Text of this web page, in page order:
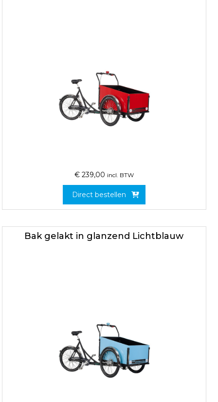
€ 239,00 incl. BTW
Direct bestellen
Bak gelakt in glanzend Lichtblauw